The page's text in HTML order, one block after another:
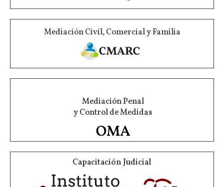
Mediación Civil, Comercial y Familia
Mediación Penal
y Control de Medidas
Capacitación Judicial